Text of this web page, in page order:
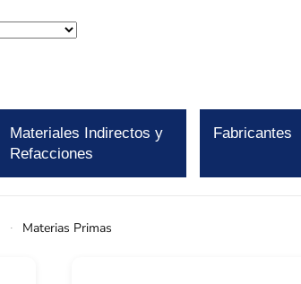
Materiales Indirectos y
Refacciones
Fabricantes
Materias Primas